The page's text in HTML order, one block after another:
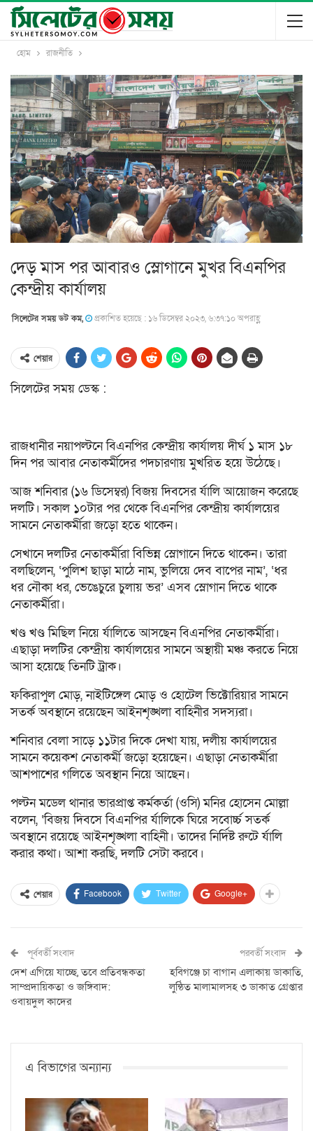
হোম রাজনীতি
দেড় মাস পর আবারও স্লোগানে মুখর বিএনপির
কেন্দ্রীয় কার্যালয়
সিলেটের সময় ডট কম, প্রকাশিত হয়েছে : ১৬ ডিসেম্বর ২০২৩, ৬:৩৭:১০ অপরাহ্ণ
শেয়ার
সিলেটের সময় ডেস্ক :
রাজধানীর নয়াপল্টনে বিএনপির কেন্দ্রীয় কার্যালয় দীর্ঘ ১ মাস ১৮
দিন পর আবার নেতাকর্মীদের পদচারণায় মুখরিত হয়ে উঠেছে।
আজ শনিবার (১৬ ডিসেম্বর) বিজয় দিবসের র্যালি আয়োজন করেছে
দলটি। সকাল ১০টার পর থেকে বিএনপির কেন্দ্রীয় কার্যালয়ের
সামনে নেতাকর্মীরা জড়ো হতে থাকেন।
সেখানে দলটির নেতাকর্মীরা বিভিন্ন স্লোগানে দিতে থাকেন। তারা
বলছিলেন, ‘পুলিশ ছাড়া মাঠে নাম, ভুলিয়ে দেব বাপের নাম’, ‘ধর
ধর নৌকা ধর, ভেঙেচুরে চুলায় ভর’ এসব স্লোগান দিতে থাকে
নেতাকর্মীরা।
খণ্ড খণ্ড মিছিল নিয়ে র্যালিতে আসছেন বিএনপির নেতাকর্মীরা।
এছাড়া দলটির কেন্দ্রীয় কার্যালয়ের সামনে অস্থায়ী মঞ্চ করতে নিয়ে
আসা হয়েছে তিনটি ট্রাক।
ফকিরাপুল মোড়, নাইটিঙ্গেল মোড় ও হোটেল ভিক্টোরিয়ার সামনে
সতর্ক অবস্থানে রয়েছেন আইনশৃঙ্খলা বাহিনীর সদস্যরা।
শনিবার বেলা সাড়ে ১১টার দিকে দেখা যায়, দলীয় কার্যালয়ের
সামনে কয়েকশ নেতাকর্মী জড়ো হয়েছেন। এছাড়া নেতাকর্মীরা
আশপাশের গলিতে অবস্থান নিয়ে আছেন।
পল্টন মডেল থানার ভারপ্রাপ্ত কর্মকর্তা (ওসি) মনির হোসেন মোল্লা
বলেন, ‘বিজয় দিবসে বিএনপির র্যালিকে ঘিরে সবোর্চ্চ সতর্ক
অবস্থানে রয়েছে আইনশৃঙ্খলা বাহিনী। তাদের নির্দিষ্ট রুটে র্যালি
করার কথা। আশা করছি, দলটি সেটা করবে।
শেয়ার Facebook Twitter Google+
পূর্ববর্তী সংবাদ
দেশ এগিয়ে যাচ্ছে, তবে প্রতিবন্ধকতা
সাম্প্রদায়িকতা ও জঙ্গিবাদ:
ওবায়দুল কাদের
পরবর্তী সংবাদ
হবিগঞ্জে চা বাগান এলাকায় ডাকাতি,
লুন্ঠিত মালামালসহ ৩ ডাকাত গ্রেপ্তার
এ বিভাগের অন্যান্য